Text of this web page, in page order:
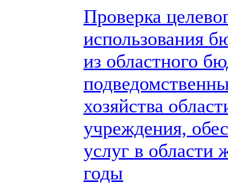
Проверка
использования
из областного
хозяйства
учреждения,
услуг в области
годы